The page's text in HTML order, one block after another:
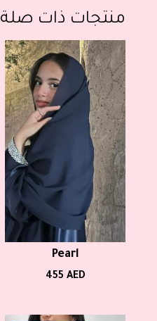
منتجات ذات صلة
Pearl
455 AED